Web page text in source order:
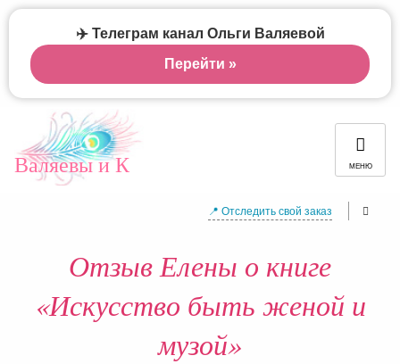
Валяевы и К МЕНЮ
📍 Отследить свой заказ
Отзыв Елены о книге
«Искусство быть женой и
музой»
✈️ Телеграм канал Ольги Валяевой
Перейти »